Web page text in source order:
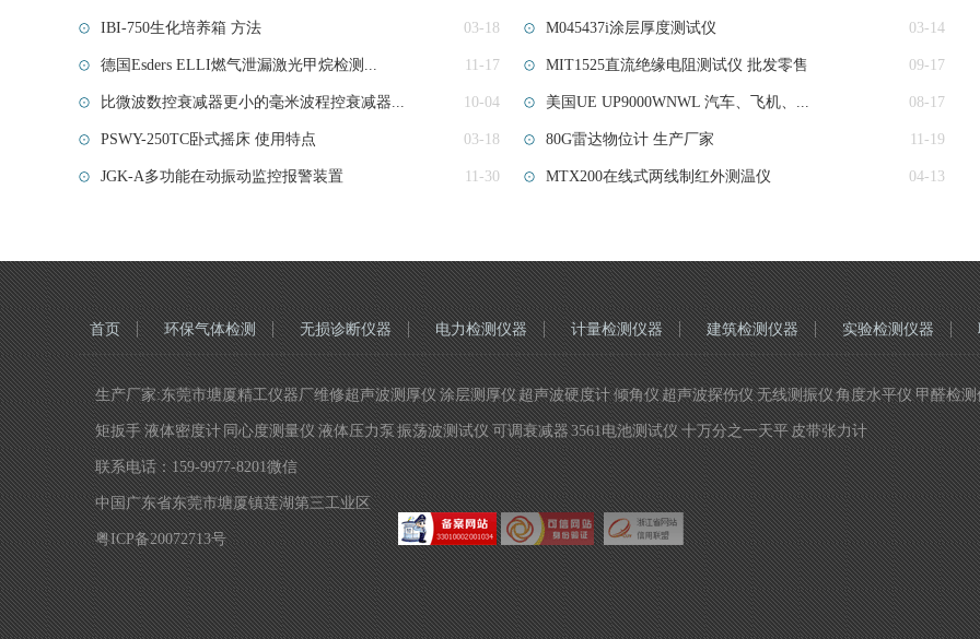
IBI-750生化培养箱 方法 03-18
德国Esders ELLI燃气泄漏激光甲烷检测... 11-17
比微波数控衰减器更小的毫米波程控衰减器... 10-04
PSWY-250TC卧式摇床 使用特点 03-18
JGK-A多功能在动振动监控报警装置 11-30
M045437i涂层厚度测试仪 03-14
MIT1525直流绝缘电阻测试仪 批发零售 09-17
美国UE UP9000WNWL 汽车、飞机、... 08-17
80G雷达物位计 生产厂家 11-19
MTX200在线式两线制红外测温仪 04-13
首页 环保气体检测 无损诊断仪器 电力检测仪器 计量检测仪器 建筑检测仪器 实验检测仪器
生产厂家:东莞市塘厦精工仪器厂维修超声波测厚仪 涂层测厚仪 超声波硬度计 倾角仪 超声波探伤仪 无线测振仪 角度水平仪 甲醛检
矩扳手 液体密度计 同心度测量仪 液体压力泵 振荡波测试仪 可调衰减器 3561电池测试仪 十万分之一天平 皮带张力计
联系电话：159-9977-8201微信
中国广东省东莞市塘厦镇莲湖第三工业区
粤ICP备20072713号